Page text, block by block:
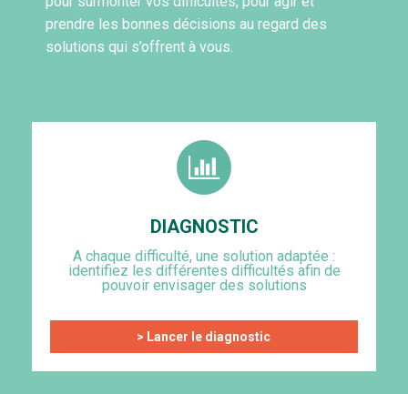
prendre les bonnes décisions au regard des
solutions qui s’offrent à vous.
DIAGNOSTIC
A chaque difficulté, une solution adaptée :
identifiez les différentes difficultés afin de
pouvoir envisager des solutions
> Lancer le diagnostic